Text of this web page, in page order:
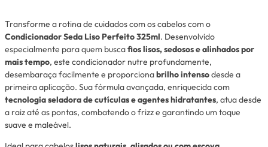
Transforme a rotina de cuidados com os cabelos com o
Condicionador Seda Liso Perfeito 325ml. Desenvolvido
especialmente para quem buscafios lisos, sedosos e alinhados por
mais tempo, este condicionador nutre profundamente,
desembaraça facilmente e proporcionabrilho intensodesde a
primeira aplicação. Sua fórmula avançada, enriquecida com
tecnologia seladora de cutículas e agentes hidratantes, atua desde
a raiz até as pontas, combatendo o frizz e garantindo um toque
suave e maleável.